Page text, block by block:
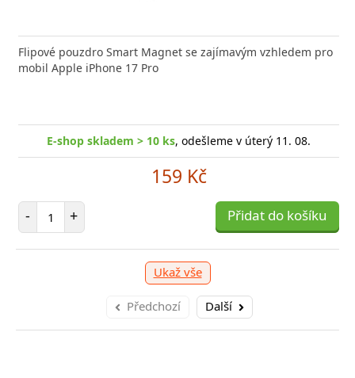
Flipové pouzdro Smart Magnet se zajímavým vzhledem pro
mobil Apple iPhone 17 Pro
E-shop skladem > 10 ks, odešleme v úterý 11. 08.
159 Kč
- Počet položek
+ Přidat do košíku
Ukaž vše
Předchozí Další
FIXED zajistí rychlé a bezpečné nabíjení
moderního smartphonu,
skladem > 10 ks, odešleme v úterý 11. 08.
položek
+ Přidat do košíku -